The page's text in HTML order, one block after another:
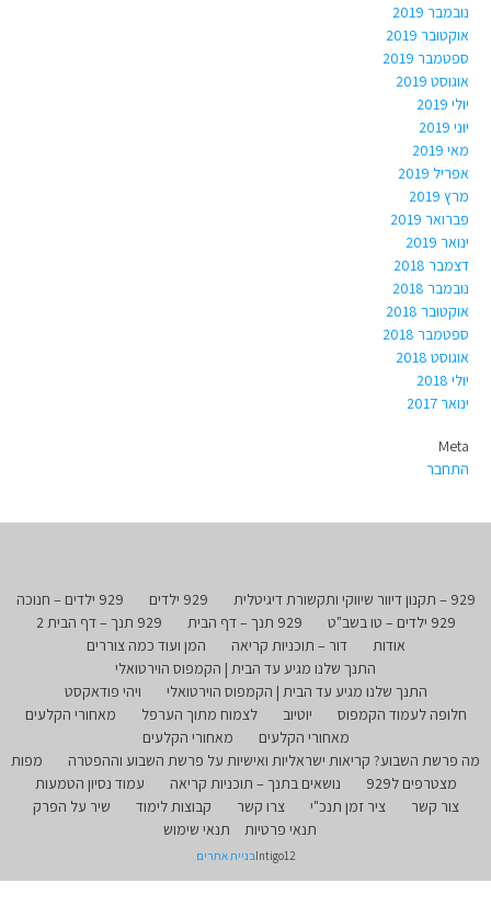
נובמבר 2019
אוקטובר 2019
ספטמבר 2019
אוגוסט 2019
יולי 2019
יוני 2019
מאי 2019
אפריל 2019
מרץ 2019
פברואר 2019
ינואר 2019
דצמבר 2018
נובמבר 2018
אוקטובר 2018
ספטמבר 2018
אוגוסט 2018
יולי 2018
ינואר 2017
Meta
התחבר
929 – תקנון דיוור שיווקי ותקשורת דיגיטלית 929 ילדים
929 ילדים – חנוכה
929 ילדים – טו בשב"ט
929 תנך – דף הבית
929 תנך – דף הבית 2
אודות
דור – תוכניות קריאה
המן ועוד כמה צוררים
התנך שלנו מגיע עד הבית | הקמפוס הוירטואלי
התנך שלנו מגיע עד הבית | הקמפוס הוירטואלי
ויהי פודאקסט
חלופה לעמוד הקמפוס
יוטיוב לצמוח מתוך הערפל
מאחורי הקלעים
מאחורי הקלעים
מאחורי הקלעים
מה פרשת השבוע? קריאות ישראליות ואישיות על פרשת השבוע וההפטרה
מפות
מצטרפים ל929
נושאים בתנך – תוכניות קריאה
עמוד נסיון הטמעות
צור קשר
ציר זמן תנכ"י צרו קשר קבוצות לימוד
שיר על הפרק
תנאי פרטיות
תנאי שימוש
Intigo12בניית אתרים